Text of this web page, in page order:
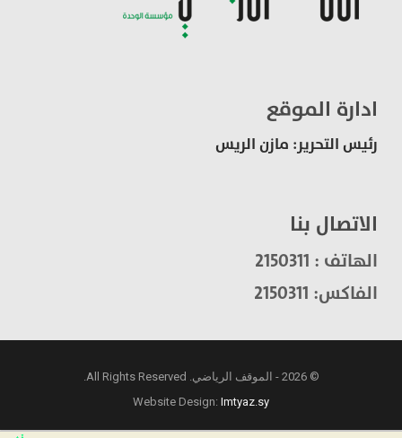
ادارة الموقع
رئيس التحرير: مازن الريس
الاتصال بنا
الهاتف : 2150311
الفاكس: 2150311
© 2026 - الموقف الرياضي. All Rights Reserved.
Website Design:Imtyaz.sy